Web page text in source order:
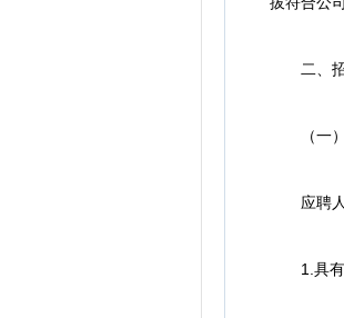
二、招
（一）
应聘人
1.具有